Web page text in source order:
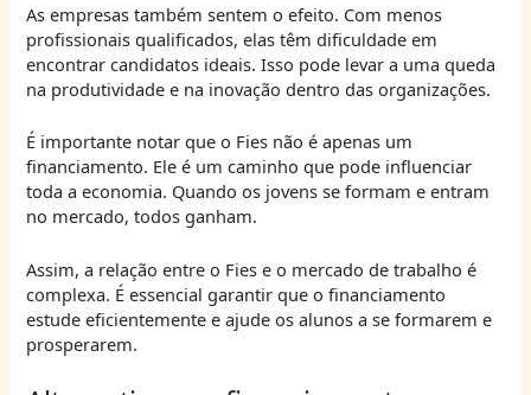
As empresas também sentem o efeito. Com menos
profissionais qualificados, elas têm dificuldade em
encontrar candidatos ideais. Isso pode levar a uma queda
na produtividade e na inovação dentro das organizações.
É importante notar que o Fies não é apenas um
financiamento. Ele é um caminho que pode influenciar
toda a economia. Quando os jovens se formam e entram
no mercado, todos ganham.
Assim, a relação entre o Fies e o mercado de trabalho é
complexa. É essencial garantir que o financiamento
estude eficientemente e ajude os alunos a se formarem e
prosperarem.